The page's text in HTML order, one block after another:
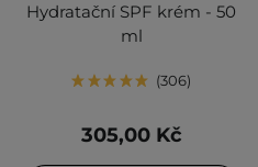
Hydratační SPF krém - 50
ml
306
305,00 Kč